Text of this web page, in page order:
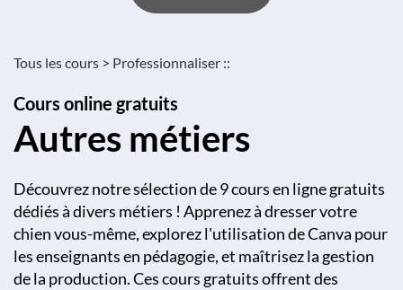
Tous les cours > Professionnaliser ::
Cours online gratuits
Autres métiers
Découvrez notre sélection de 9 cours en ligne gratuits
dédiés à divers métiers ! Apprenez à dresser votre
chien vous-même, explorez l'utilisation de Canva pour
les enseignants en pédagogie, et maîtrisez la gestion
de la production. Ces cours gratuits offrent des